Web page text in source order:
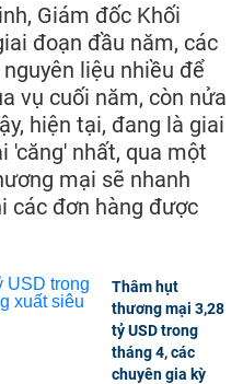
Giám đốc Khối
đoạn đầu năm, các
liệu nhiều để
vụ cuối năm, còn nửa
hiện tại, đang là giai
'căng' nhất, qua một
mại sẽ nhanh
các đơn hàng được
Thâm hụt
thương mại 3,28
tỷ USD trong
tháng 4, các
chuyên gia kỳ